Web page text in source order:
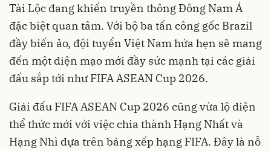
Tài Lộc đang khiến truyền thông Đông Nam Á
đặc biệt quan tâm. Với bộ ba tấn công gốc Brazil
đầy biến ảo, đội tuyển Việt Nam hứa hẹn sẽ mang
đến một diện mạo mới đầy sức mạnh tại các giải
đấu sắp tới như FIFA ASEAN Cup 2026.
Giải đấu FIFA ASEAN Cup 2026 cũng vừa lộ diện
thể thức mới với việc chia thành Hạng Nhất và
Hạng Nhì dựa trên bảng xếp hạng FIFA. Đây là nỗ